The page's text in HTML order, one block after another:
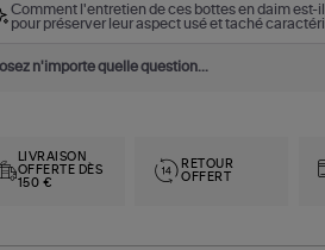
Comment l'entretien de ces bottes en daim est-
pour préserver leur aspect usé et taché
LIVRAISON
OFFERTE DÈS
150 €
RETOUR
OFFERT